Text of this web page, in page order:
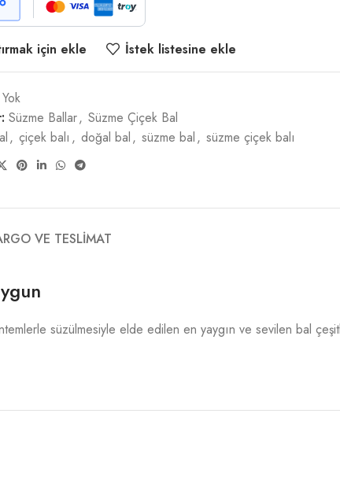
için ekle İstek listesine ekle
Yok
Süzme Ballar, Süzme Çiçek Bal
, çiçek balı , doğal bal, süzme bal, süzme çiçek balı
VE TESLİMAT
süzülmesiyle elde edilen en yaygın ve sevilen bal